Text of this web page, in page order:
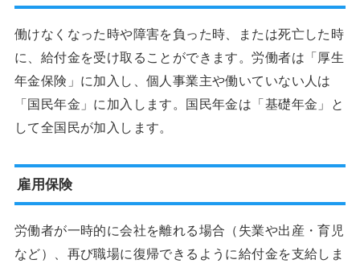
働けなくなった時や障害を負った時、または死亡した時
に、給付金を受け取ることができます。労働者は「厚生
年金保険」に加入し、個人事業主や働いていない人は
「国民年金」に加入します。国民年金は「基礎年金」と
して全国民が加入します。
雇用保険
労働者が一時的に会社を離れる場合（失業や出産・育児
など）、再び職場に復帰できるように給付金を支給しま